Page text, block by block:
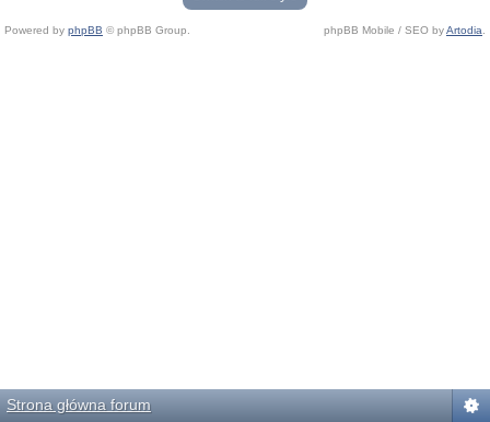
Powered by phpBB © phpBB Group. phpBB Mobile / SEO byArtodia
Strona główna forum